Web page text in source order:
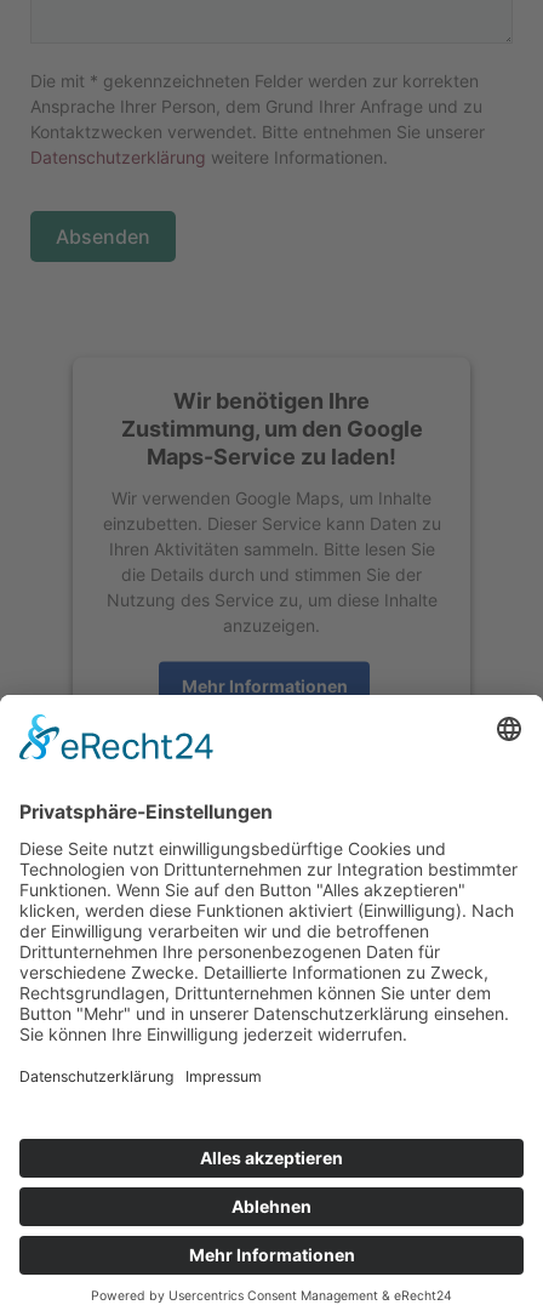
Die mit * gekennzeichneten Felder werden zur korrekten
Ansprache Ihrer Person, dem Grund Ihrer Anfrage und zu
Kontaktzwecken verwendet. Bitte entnehmen Sie unserer
Datenschutzerklärung weitere Informationen.
Absenden
Wir benötigen Ihre
Zustimmung, um den Google
Maps-Service zu laden!
Wir verwenden Google Maps, um Inhalte
einzubetten. Dieser Service kann Daten zu
Ihren Aktivitäten sammeln. Bitte lesen Sie
die Details durch und stimmen Sie der
Nutzung des Service zu, um diese Inhalte
anzuzeigen.
Mehr Informationen
Management Platform
Impressum
Datenschutzhinweise
Haftungsausschluss